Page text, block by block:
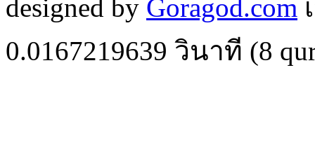
designed by Goragod.com
0.0167219639 วินาที (8